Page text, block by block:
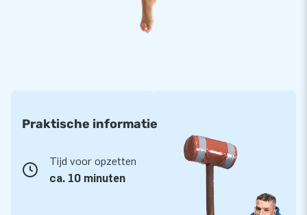
Praktische informatie
Tijd voor opzetten
ca. 10 minuten